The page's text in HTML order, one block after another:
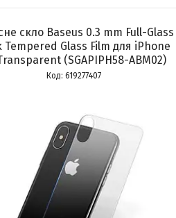
скло Baseus 0.3 mm Full-Glass
Tempered Glass Film для iPhone
(SGAPIPH58-ABM02)
619277407